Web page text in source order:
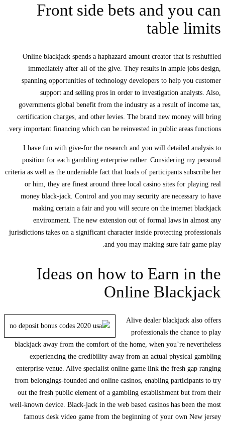
Front side bets and you can
table limits
Online blackjack spends a haphazard amount creator that is reshuffled
immediately after all of the give. They results in ample jobs design,
spanning opportunities of technology developers to help you customer
support and selling pros in order to investigation analysts. Also,
governments global benefit from the industry as a result of income tax,
certification charges, and other levies. The brand new money will bring
very important financing which can be reinvested in public areas functions.
I have fun with give-for the research and you will detailed analysis to
position for each gambling enterprise rather. Considering my personal
criteria as well as the undeniable fact that loads of participants subscribe her
or him, they are finest around three local casino sites for playing real
money black-jack. Control and you may security are necessary to have
making certain a fair and you will secure on the internet blackjack
environment. The new extension out of formal laws in almost any
jurisdictions takes on a significant character inside protecting professionals
and you may making sure fair game play.
Ideas on how to Earn in the
Online Blackjack
Alive dealer blackjack also offers
professionals the chance to play
blackjack away from the comfort of the home, when you’re nevertheless
experiencing the credibility away from an actual physical gambling
enterprise venue. Alive specialist online game link the fresh gap ranging
from belongings-founded and online casinos, enabling participants to try
out the fresh public element of a gambling establishment but from their
well-known device. Black-jack in the web based casinos has been the most
famous desk video game from the beginning of your own New jersey